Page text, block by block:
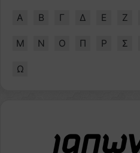
Α Β Γ Δ Ε Ζ
Μ Ν Ο Π Ρ Σ
Ω